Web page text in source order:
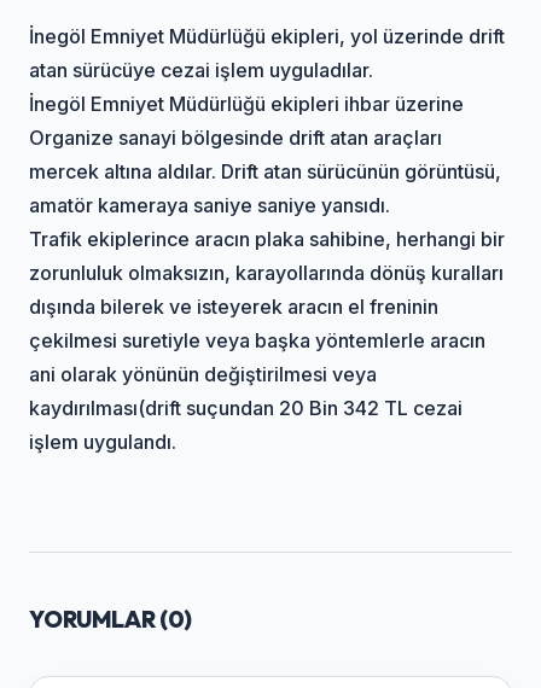
İnegöl Emniyet Müdürlüğü ekipleri, yol üzerinde drift
atan sürücüye cezai işlem uyguladılar.
İnegöl Emniyet Müdürlüğü ekipleri ihbar üzerine
Organize sanayi bölgesinde drift atan araçları
mercek altına aldılar. Drift atan sürücünün görüntüsü,
amatör kameraya saniye saniye yansıdı.
Trafik ekiplerince aracın plaka sahibine, herhangi bir
zorunluluk olmaksızın, karayollarında dönüş kuralları
dışında bilerek ve isteyerek aracın el freninin
çekilmesi suretiyle veya başka yöntemlerle aracın
ani olarak yönünün değiştirilmesi veya
kaydırılması(drift suçundan 20 Bin 342 TL cezai
işlem uygulandı.
YORUMLAR (0)